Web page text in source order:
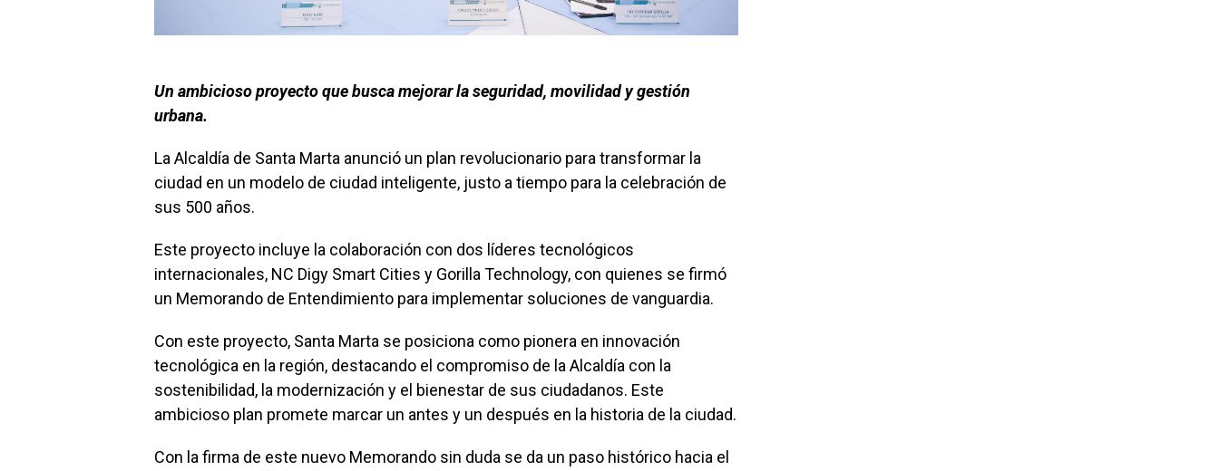
Un ambicioso proyecto que busca mejorar la seguridad, movilidad y gestión
urbana.
La Alcaldía de Santa Marta anunció un plan revolucionario para transformar la
ciudad en un modelo de ciudad inteligente, justo a tiempo para la celebración de
sus 500 años.
Este proyecto incluye la colaboración con dos líderes tecnológicos
internacionales, NC Digy Smart Cities y Gorilla Technology, con quienes se firmó
un Memorando de Entendimiento para implementar soluciones de vanguardia.
Con este proyecto, Santa Marta se posiciona como pionera en innovación
tecnológica en la región, destacando el compromiso de la Alcaldía con la
sostenibilidad, la modernización y el bienestar de sus ciudadanos. Este
ambicioso plan promete marcar un antes y un después en la historia de la ciudad.
Con la firma de este nuevo Memorando sin duda se da un paso histórico hacia el